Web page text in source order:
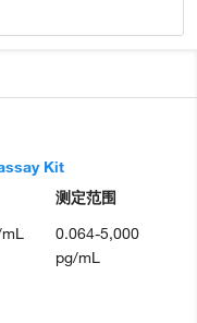
Kit
测定范围
0.064-5,000
pg/mL